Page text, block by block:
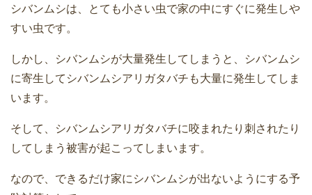
シバンムシは、とても小さい虫で家の中にすぐに発生しや
すい虫です。
しかし、シバンムシが大量発生してしまうと、シバンムシ
に寄生してシバンムシアリガタバチも大量に発生してしま
います。
そして、シバンムシアリガタバチに咬まれたり刺されたり
してしまう被害が起こってしまいます。
なので、できるだけ家にシバンムシが出ないようにする予